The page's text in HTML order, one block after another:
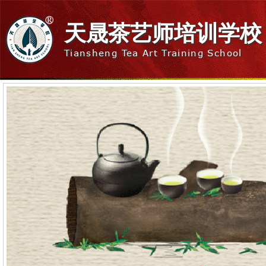
天晟茶艺师培训学校
Tiansheng Tea Art Training School